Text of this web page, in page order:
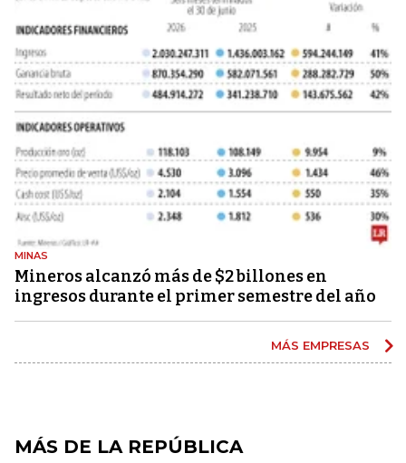
MINAS
Mineros alcanzó más de $2 billones en
ingresos durante el primer semestre del año
MÁS EMPRESAS
MÁS DE LA REPÚBLICA